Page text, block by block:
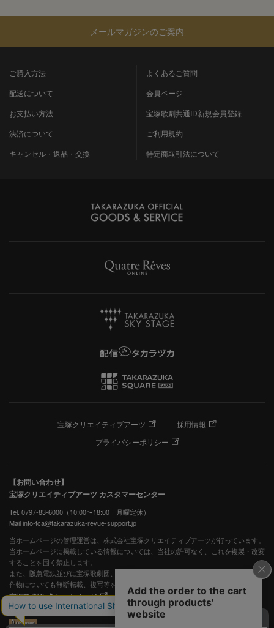
メールマガジンのご案内
ご購入方法
配送について
お支払い方法
決済について
キャンセル・返品・交換
よくあるご質問
会員ページ
宝塚歌劇共通ID新規会員登録
ご利用規約
特定商取引法について
宝塚クリエイティブアーツ
採用情報
プライバシーポリシー
【お問い合わせ】
宝塚クリエイティブアーツ カスタマーセンター
Tel. 0797-83-6000（10:00〜18:00 月曜定休）
Mail info-tca@takarazuka-revue-support.jp
当ホームページの管理運営は、株式会社宝塚クリエイティブアーツが行っています。
当ホームページに掲載している情報については、当社の許可なく、これを複製・改変
することを固く禁止します。
また、阪急電鉄並びに宝塚歌劇団、宝塚クリエイティブアーツの出版物ほか写真等著
作物についても無断転載、複写等を禁じます。
宝塚歌劇公式ホームページ